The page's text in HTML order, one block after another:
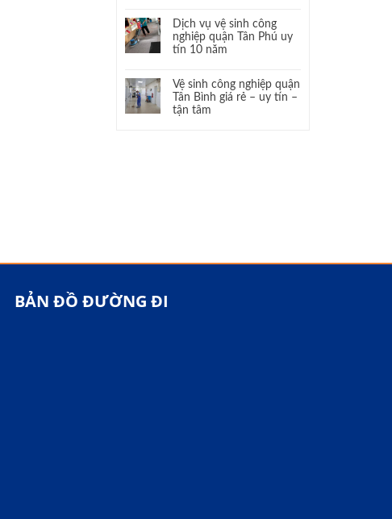
Dịch vụ vệ sinh công
nghiệp quận Tân Phú uy
tín 10 năm
Vệ sinh công nghiệp quận
Tân Bình giá rẻ – uy tín –
tận tâm
BẢN ĐỒ ĐƯỜNG ĐI